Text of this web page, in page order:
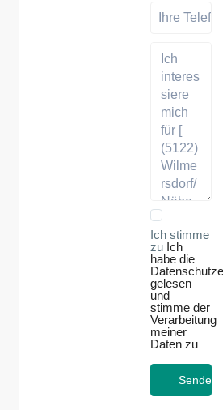
Ich stimme
zu Ich
habe die
gelesen
und
stimme der
Verarbeitung
meiner
Daten zu